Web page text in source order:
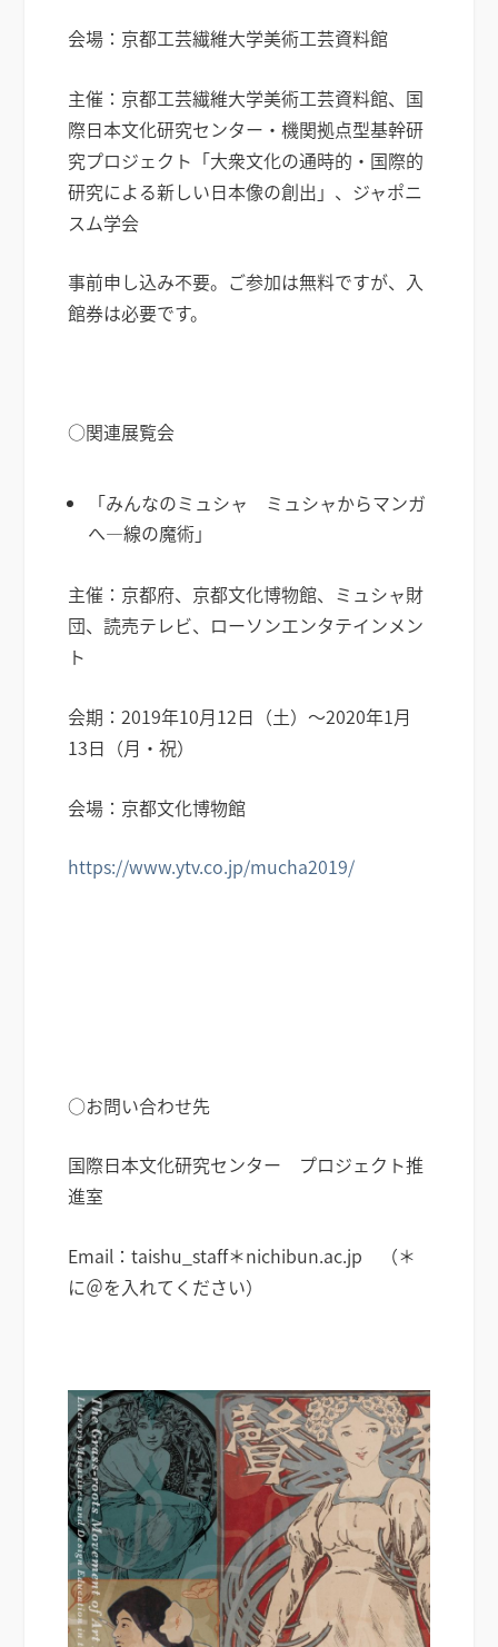
会場：京都工芸繊維大学美術工芸資料館
主催：京都工芸繊維大学美術工芸資料館、国
際日本文化研究センター・機関拠点型基幹研
究プロジェクト「大衆文化の通時的・国際的
研究による新しい日本像の創出」、ジャポニ
スム学会
事前申し込み不要。ご参加は無料ですが、入
館券は必要です。
○関連展覧会
「みんなのミュシャ ミュシャからマンガ
へ―線の魔術」
主催：京都府、京都文化博物館、ミュシャ財
団、読売テレビ、ローソンエンタテインメン
ト
会期：2019年10月12日（土）～2020年1月
13日（月・祝）
会場：京都文化博物館
https://www.ytv.co.jp/mucha2019/
○お問い合わせ先
国際日本文化研究センター プロジェクト推
進室
Email：taishu_staff＊nichibun.ac.jp （＊
に＠を入れてください）